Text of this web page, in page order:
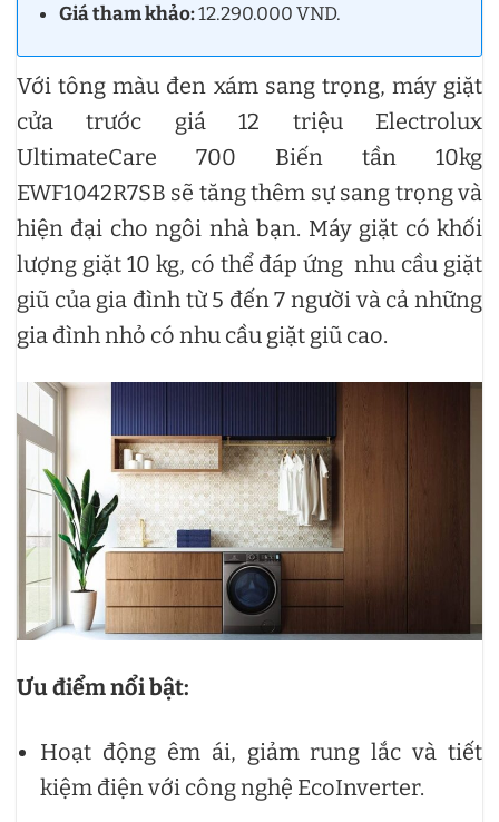
Giá tham khảo:12.290.000 VND.
Với tông màu đen xám sang trọng, máy giặt
cửa trước giá 12 triệu Electrolux
UltimateCare 700 Biến tần 10kg
EWF1042R7SB sẽ tăng thêm sự sang trọng và
hiện đại cho ngôi nhà bạn. Máy giặt có khối
lượng giặt 10 kg, có thể đáp ứng nhu cầu giặt
giũ của gia đình từ 5 đến 7 người và cả những
gia đình nhỏ có nhu cầu giặt giũ cao.
Ưu điểm nổi bật:
Hoạt động êm ái, giảm rung lắc và tiết
kiệm điện với công nghệ EcoInverter.